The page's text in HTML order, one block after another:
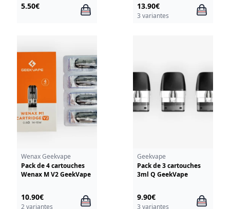
5.50€ 13.90€
3 variantes
Wenax Geekvape
Pack de 4 cartouches
Wenax M V2 GeekVape
10.90€
2 variantes
Geekvape
Pack de 3 cartouches
3ml Q GeekVape
9.90€
3 variantes